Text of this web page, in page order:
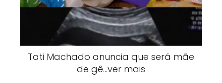
Tati Machado anuncia que será mãe
de gê…ver mais